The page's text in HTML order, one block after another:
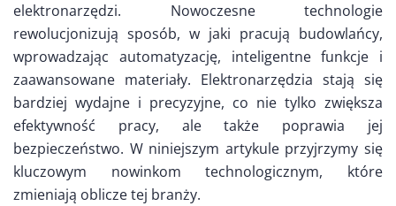
elektronarzędzi. Nowoczesne technologie
rewolucjonizują sposób, w jaki pracują budowlańcy,
wprowadzając automatyzację, inteligentne funkcje i
zaawansowane materiały. Elektronarzędzia stają się
bardziej wydajne i precyzyjne, co nie tylko zwiększa
efektywność pracy, ale także poprawia jej
bezpieczeństwo. W niniejszym artykule przyjrzymy się
kluczowym nowinkom technologicznym, które
zmieniają oblicze tej branży.